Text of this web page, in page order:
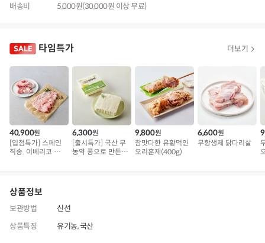
배송비
5,000원(30,000원 이상 무료)
타임특가 더보기
40,900원
[입점특가] 스페인
직송. 이베리코 삼
6,300원
[출시특가] 국산 무
농약 콩으로 만든
9,800원
참맛다한 유황먹인
오리훈제(400g)
6,600원
무항생제 닭다리살
상품정보
보관방법
신선
상품특징
유기농, 국산